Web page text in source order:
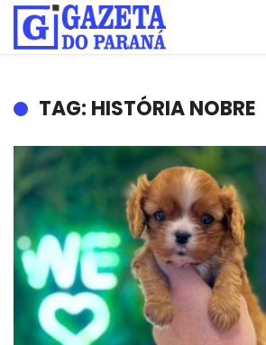
TAG: HISTÓRIA NOBRE